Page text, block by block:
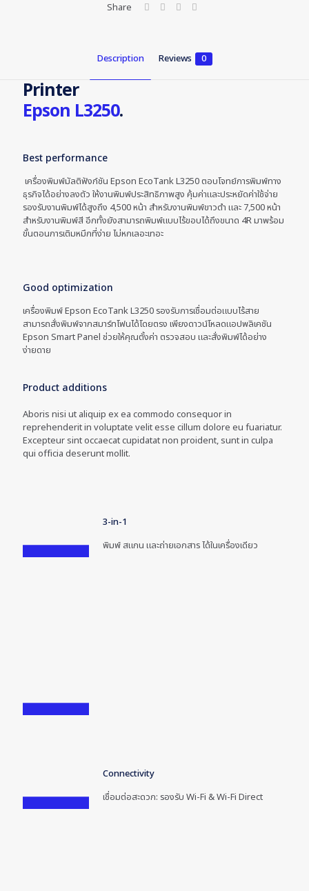
Share
Description Reviews 0
Printer
Epson L3250.
Best performance
เครื่องพิมพ์มัลติฟังก์ชัน Epson EcoTank L3250 ตอบโจทย์การพิมพ์ทาง
ธุรกิจได้อย่างลงตัว ให้งานพิมพ์ประสิทธิภาพสูง คุ้มค่าและประหยัดค่าใช้จ่าย
รองรับงานพิมพ์ได้สูงถึง 4,500 หน้า สำหรับงานพิมพ์ขาวดำ และ 7,500 หน้า
สำหรับงานพิมพ์สี อีกทั้งยังสามารถพิมพ์แบบไร้ขอบได้ถึงขนาด 4R มาพร้อม
ขั้นตอนการเติมหมึกที่ง่าย ไม่หกเลอะเทอะ
Good optimization
เครื่องพิมพ์ Epson EcoTank L3250 รองรับการเชื่อมต่อแบบไร้สาย
สามารถสั่งพิมพ์จากสมาร์ทโฟนได้โดยตรง เพียงดาวน์โหลดแอปพลิเคชัน
Epson Smart Panel ช่วยให้คุณตั้งค่า ตรวจสอบ และสั่งพิมพ์ได้อย่าง
ง่ายดาย
Product additions
Aboris nisi ut aliquip ex ea commodo consequor in
reprehenderit in voluptate velit esse cillum dolore eu fuariatur.
Excepteur sint occaecat cupidatat non proident, sunt in culpa
qui officia deserunt mollit.
3-in-1
พิมพ์ สแกน และถ่ายเอกสาร ได้ในเครื่องเดียว
Connectivity
เชื่อมต่อสะดวก: รองรับ Wi-Fi & Wi-Fi Direct